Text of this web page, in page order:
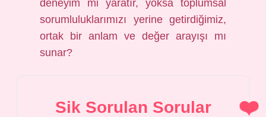
deneyim mi yaratır, yoksa toplumsal
sorumluluklarımızı yerine getirdiğimiz,
ortak bir anlam ve değer arayışı mı
sunar?
Sik Sorulan Sorular